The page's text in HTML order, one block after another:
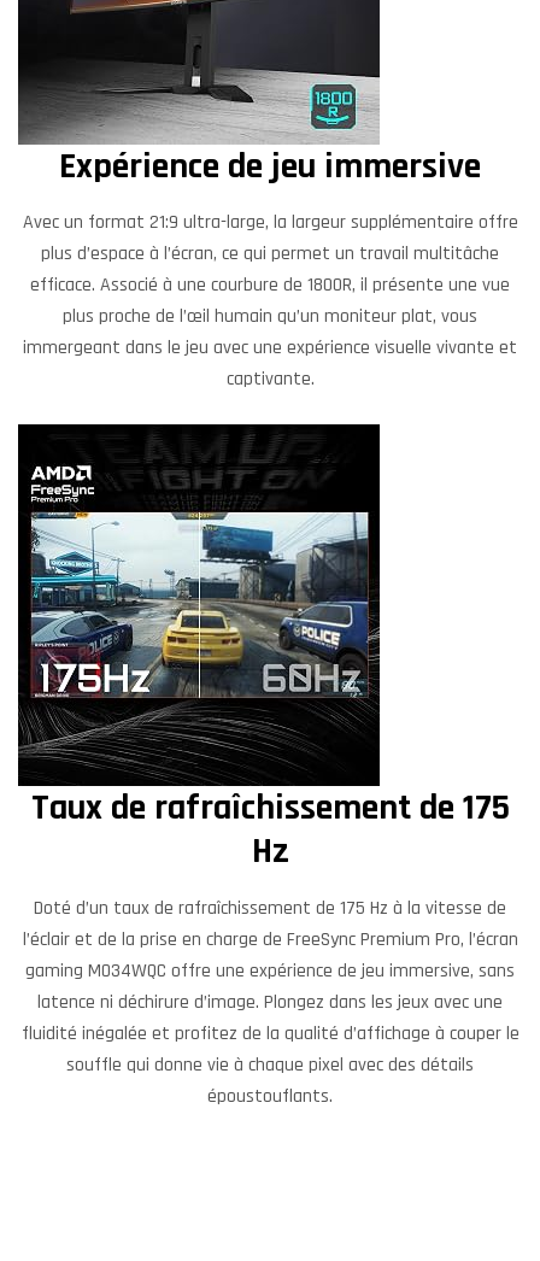
Expérience de jeu immersive
Avec un format 21:9 ultra-large, la largeur supplémentaire offre
plus d’espace à l’écran, ce qui permet un travail multitâche
efficace. Associé à une courbure de 1800R, il présente une vue
plus proche de l’œil humain qu’un moniteur plat, vous
immergeant dans le jeu avec une expérience visuelle vivante et
captivante.
Taux de rafraîchissement de 175
Hz
Doté d’un taux de rafraîchissement de 175 Hz à la vitesse de
l’éclair et de la prise en charge de FreeSync Premium Pro, l’écran
gaming MO34WQC offre une expérience de jeu immersive, sans
latence ni déchirure d’image. Plongez dans les jeux avec une
fluidité inégalée et profitez de la qualité d’affichage à couper le
souffle qui donne vie à chaque pixel avec des détails
époustouflants.